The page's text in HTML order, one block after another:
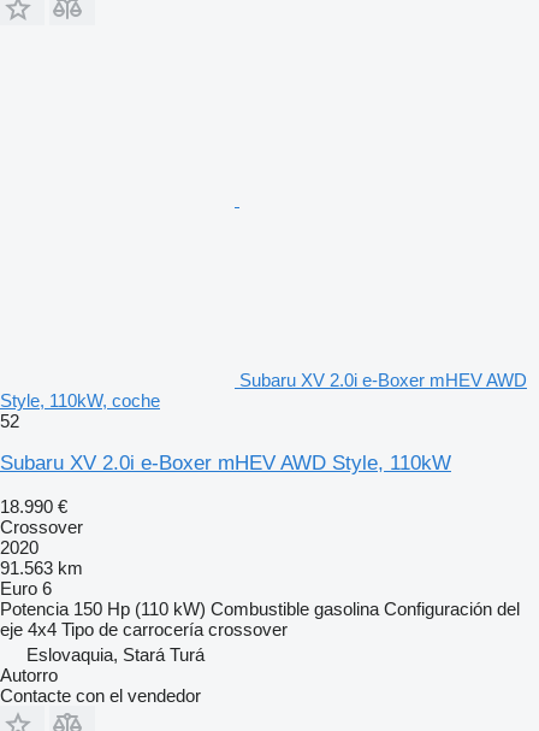
Subaru XV 2.0i e-Boxer mHEV AWD
Style, 110kW, coche
52
Subaru XV 2.0i e-Boxer mHEV AWD Style, 110kW
18.990 €
Crossover
2020
91.563 km
Euro 6
Potencia 150 Hp (110 kW) Combustible gasolina Configuración del
eje 4x4 Tipo de carrocería crossover
Eslovaquia, Stará Turá
Autorro
Contacte con el vendedor